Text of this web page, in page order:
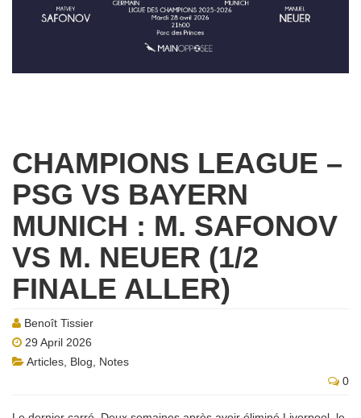
CHAMPIONS LEAGUE –
PSG VS BAYERN
MUNICH : M. SAFONOV
VS M. NEUER (1/2
FINALE ALLER)
Benoît Tissier
29 April 2026
Articles Blog
Notes
0